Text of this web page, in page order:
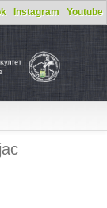
Instagram Youtube